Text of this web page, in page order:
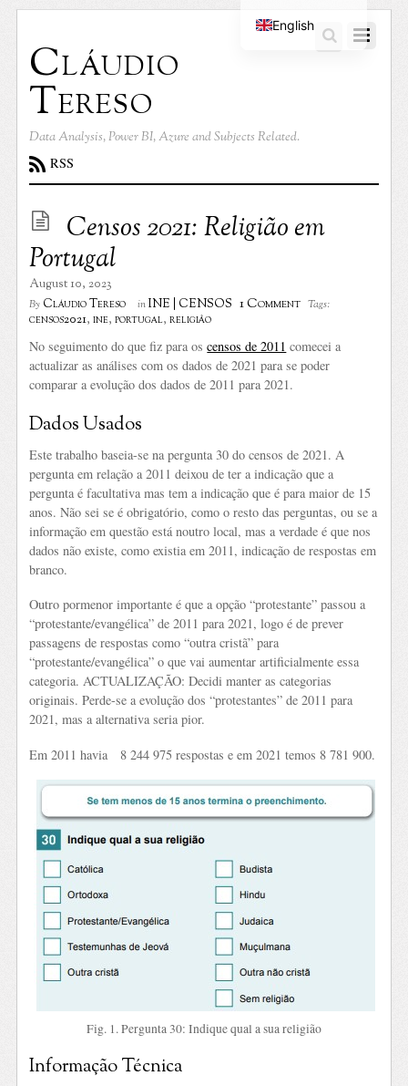
Cláudio
Tereso
Data Analysis, Power BI, Azure and Subjects Related.
RSS
Censos 2021: Religião em
Portugal
August 10, 2023
By Cláudio Tereso inINE | CENSOS 1 Comment Tags:
censos2021,ine,portugal,religião
No seguimento do que fiz para oscensos de 2011 comecei a
actualizar as análises com os dados de 2021 para se poder
comparar a evolução dos dados de 2011 para 2021.
Dados Usados
Este trabalho baseia-se na pergunta 30 do censos de 2021. A
pergunta em relação a 2011 deixou de ter a indicação que a
pergunta é facultativa mas tem a indicação que é para maior de 15
anos. Não sei se é obrigatório, como o resto das perguntas, ou se a
informação em questão está noutro local, mas a verdade é que nos
dados não existe, como existia em 2011, indicação de respostas em
branco.
Outro pormenor importante é que a opção “protestante” passou a
“protestante/evangélica” de 2011 para 2021, logo é de prever
passagens de respostas como “outra cristã” para
“protestante/evangélica” o que vai aumentar artificialmente essa
categoria. ACTUALIZAÇÃO: Decidi manter as categorias
originais. Perde-se a evolução dos “protestantes” de 2011 para
2021, mas a alternativa seria pior.
Em 2011 havia 8 244 975 respostas e em 2021 temos 8 781 900.
Fig. 1. Pergunta 30: Indique qual a sua religião
Informação Técnica
English